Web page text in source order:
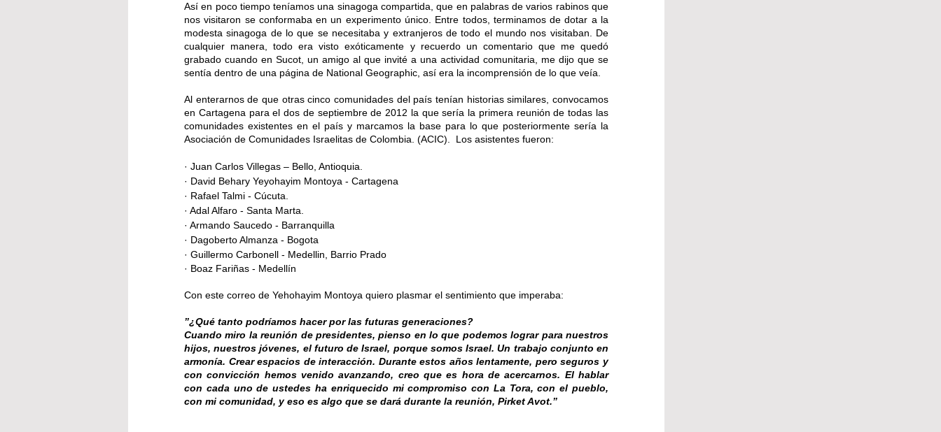
Así en poco tiempo teníamos una sinagoga compartida, que en palabras de varios rabinos que
nos visitaron se conformaba en un experimento único. Entre todos, terminamos de dotar a la
modesta sinagoga de lo que se necesitaba y extranjeros de todo el mundo nos visitaban. De
cualquier manera, todo era visto exóticamente y recuerdo un comentario que me quedó
grabado cuando en Sucot, un amigo al que invité a una actividad comunitaria, me dijo que se
sentía dentro de una página de National Geographic, así era la incomprensión de lo que veía.
Al enterarnos de que otras cinco comunidades del país tenían historias similares, convocamos
en Cartagena para el dos de septiembre de 2012 la que sería la primera reunión de todas las
comunidades existentes en el país y marcamos la base para lo que posteriormente sería la
Asociación de Comunidades Israelitas de Colombia. (ACIC).  Los asistentes fueron:
· Juan Carlos Villegas – Bello, Antioquia.
· David Behary Yeyohayim Montoya - Cartagena
· Rafael Talmi - Cúcuta.
· Adal Alfaro - Santa Marta.
· Armando Saucedo - Barranquilla
· Dagoberto Almanza - Bogota
· Guillermo Carbonell - Medellin, Barrio Prado
· Boaz Fariñas - Medellín
Con este correo de Yehohayim Montoya quiero plasmar el sentimiento que imperaba:
”¿Qué tanto podríamos hacer por las futuras generaciones?
Cuando miro la reunión de presidentes, pienso en lo que podemos lograr para nuestros
hijos, nuestros jóvenes, el futuro de Israel, porque somos Israel. Un trabajo conjunto en
armonía. Crear espacios de interacción. Durante estos años lentamente, pero seguros y
con convicción hemos venido avanzando, creo que es hora de acercarnos. El hablar
con cada uno de ustedes ha enriquecido mi compromiso con La Tora, con el pueblo,
con mi comunidad, y eso es algo que se dará durante la reunión, Pirket Avot.”